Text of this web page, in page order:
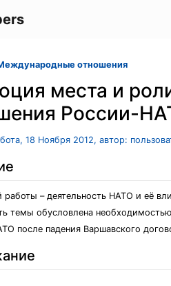
отношения
места и
России-
18 Ноября 2012, автор:
работы – деятельность НАТО и её
темы обусловлена
после падения Варшавского